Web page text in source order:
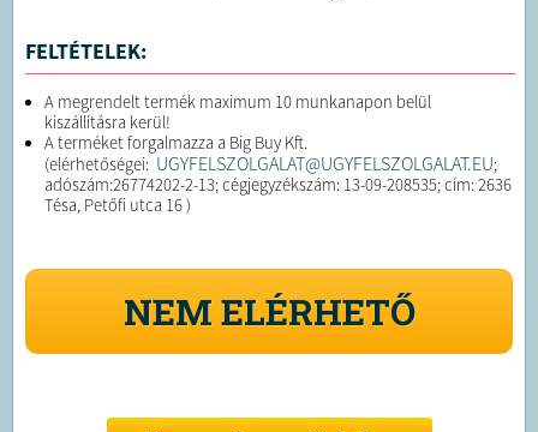
FELTÉTELEK:
A megrendelt termék maximum 10 munkanapon belül
kiszállításra kerül!
A terméket forgalmazza a Big Buy Kft.
(elérhetőségei: UGYFELSZOLGALAT@UGYFELSZOLGALAT.EU;
adószám:26774202-2-13; cégjegyzékszám: 13-09-208535; cím: 2636
Tésa, Petőfi utca 16 )
NEM ELÉRHETŐ